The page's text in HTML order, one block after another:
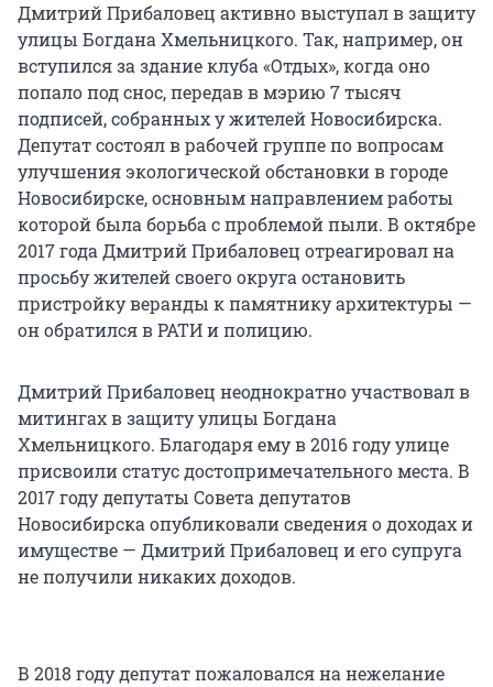
Дмитрий Прибаловец активно выступал в защиту
улицы Богдана Хмельницкого. Так, например, он
вступился за здание клуба «Отдых», когда оно
попало под снос, передав в мэрию 7 тысяч
подписей, собранных у жителей Новосибирска.
Депутат состоял в рабочей группе по вопросам
улучшения экологической обстановки в городе
Новосибирске, основным направлением работы
которой была борьба с проблемой пыли. В октябре
2017 года Дмитрий Прибаловец отреагировал на
просьбу жителей своего округа остановить
пристройку веранды к памятнику архитектуры —
он обратился в РАТИ и полицию.
Дмитрий Прибаловец неоднократно участвовал в
митингах в защиту улицы Богдана
Хмельницкого. Благодаря ему в 2016 году улице
присвоили статус достопримечательного места. В
2017 году депутаты Совета депутатов
Новосибирска опубликовали сведения о доходах и
имуществе — Дмитрий Прибаловец и его супруга
не получили никаких доходов.
В 2018 году депутат пожаловался на нежелание